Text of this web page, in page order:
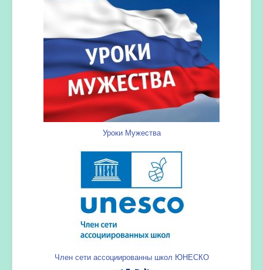
Уроки Мужества
Член сети ассоциированны школ ЮНЕСКО